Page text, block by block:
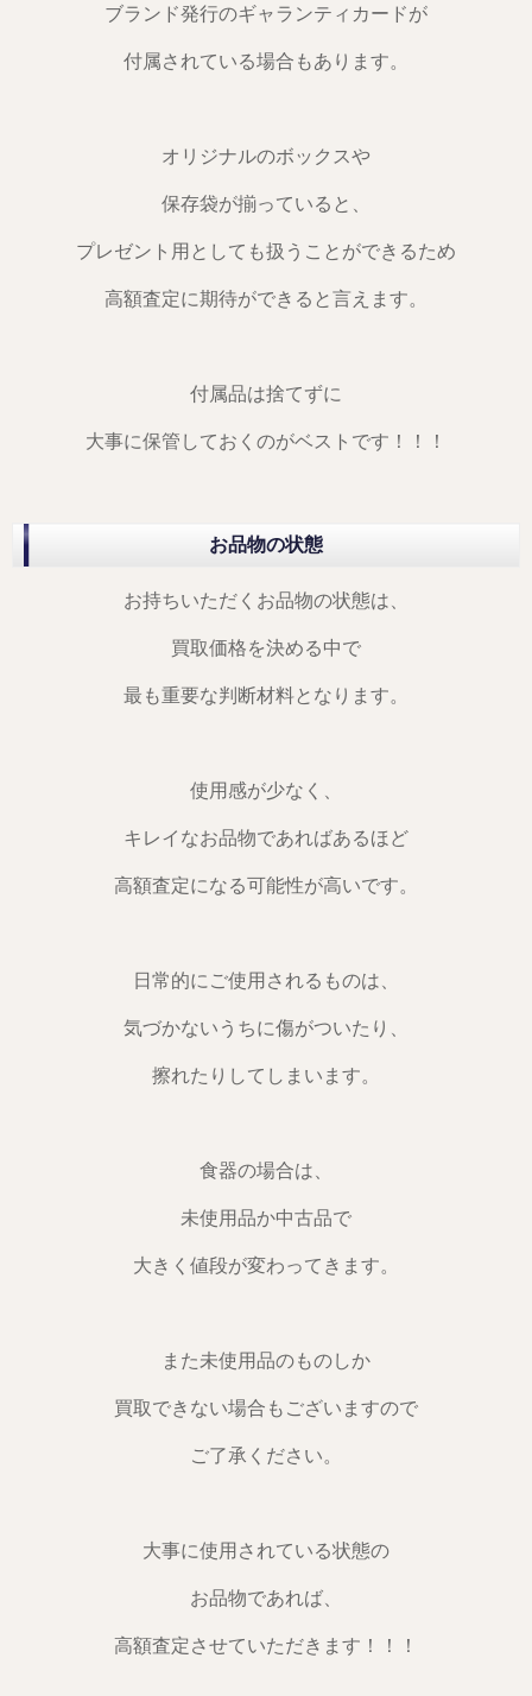
ブランド発行のギャランティカードが
付属されている場合もあります。
オリジナルのボックスや
保存袋が揃っていると、
プレゼント用としても扱うことができるため
高額査定に期待ができると言えます。
付属品は捨てずに
大事に保管しておくのがベストです！！！
お品物の状態
お持ちいただくお品物の状態は、
買取価格を決める中で
最も重要な判断材料となります。
使用感が少なく、
キレイなお品物であればあるほど
高額査定になる可能性が高いです。
日常的にご使用されるものは、
気づかないうちに傷がついたり、
擦れたりしてしまいます。
食器の場合は、
未使用品か中古品で
大きく値段が変わってきます。
また未使用品のものしか
買取できない場合もございますので
ご了承ください。
大事に使用されている状態の
お品物であれば、
高額査定させていただきます！！！